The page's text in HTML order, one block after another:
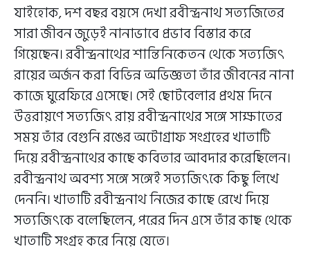
যাইহোক, দশ বছর বয়সে দেখা রবীন্দ্রনাথ সত্যজিতের
সারা জীবন জুড়েই নানাভাবে প্রভাব বিস্তার করে
গিয়েছেন। রবীন্দ্রনাথের শান্তিনিকেতন থেকে সত্যজিৎ
রায়ের অর্জন করা বিভিন্ন অভিজ্ঞতা তাঁর জীবনের নানা
কাজে ঘুরেফিরে এসেছে। সেই ছোটবেলার প্রথম দিনে
উত্তরায়ণে সত্যজিৎ রায় রবীন্দ্রনাথের সঙ্গে সাক্ষাতের
সময় তাঁর বেগুনি রঙের অটোগ্রাফ সংগ্রহের খাতাটি
দিয়ে রবীন্দ্রনাথের কাছে কবিতার আবদার করেছিলেন।
রবীন্দ্রনাথ অবশ্য সঙ্গে সঙ্গেই সত্যজিৎকে কিছু লিখে
দেননি। খাতাটি রবীন্দ্রনাথ নিজের কাছে রেখে দিয়ে
সত্যজিৎকে বলেছিলেন, পরের দিন এসে তাঁর কাছ থেকে
খাতাটি সংগ্রহ করে নিয়ে যেতে।